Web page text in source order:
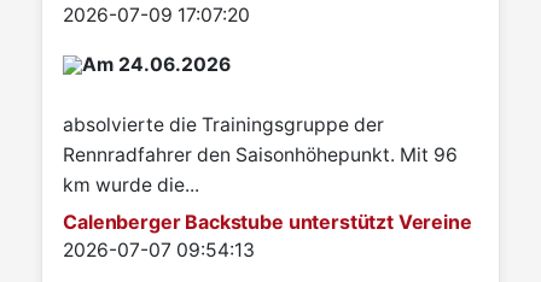
Details
2026-07-09 17:07:20
Am 24.06.2026
absolvierte die Trainingsgruppe der
Rennradfahrer den Saisonhöhepunkt. Mit 96
km wurde die...
Calenberger Backstube unterstützt Vereine
Details
2026-07-07 09:54:13